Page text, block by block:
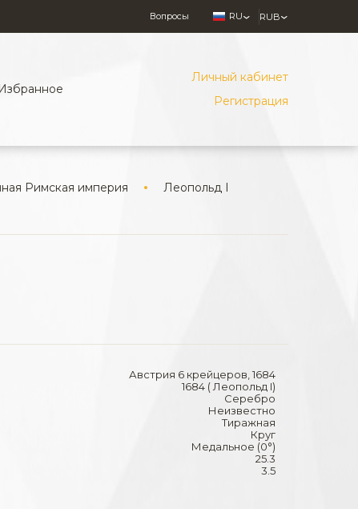
Вопросы RU RUB
Избранное
Личный кабинет
Регистрация
Римская империя Леопольд I
Австрия 6 крейцеров, 1684
1684 ( Леопольд I)
Серебро
Неизвестно
Тиражная
Круг
Медальное (0°)
25.3
3.5